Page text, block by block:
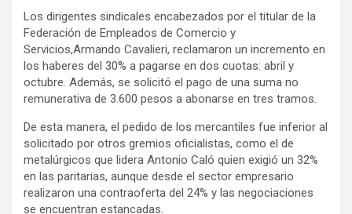
Los dirigentes sindicales encabezados por el titular de la
Federación de Empleados de Comercio y
Servicios,Armando Cavalieri, reclamaron un incremento en
los haberes del 30% a pagarse en dos cuotas: abril y
octubre. Además, se solicitó el pago de una suma no
remunerativa de 3.600 pesos a abonarse en tres tramos.
De esta manera, el pedido de los mercantiles fue inferior al
solicitado por otros gremios oficialistas, como el de
metalúrgicos que lidera Antonio Caló quien exigió un 32%
en las paritarias, aunque desde el sector empresario
realizaron una contraoferta del 24% y las negociaciones
se encuentran estancadas.